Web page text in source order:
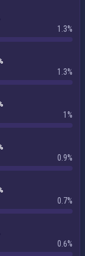
1.3%
1.3%
1%
0.9%
0.7%
0.6%